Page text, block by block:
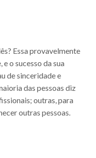
Essa provavelmente
o sucesso da sua
de sinceridade e
das pessoas diz
outras, para
outras pessoas.